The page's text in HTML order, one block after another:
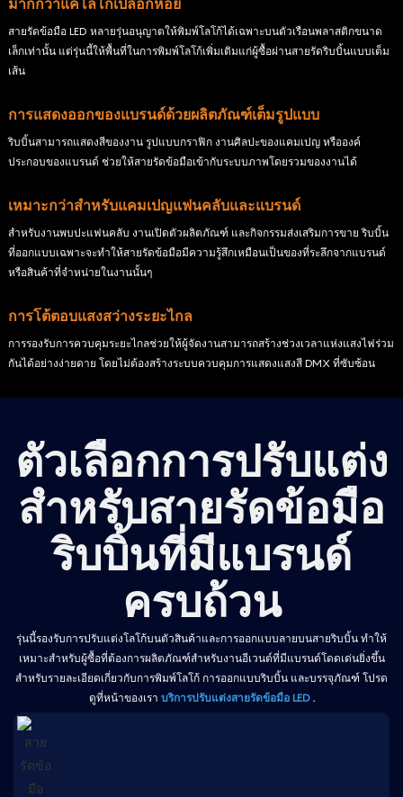
สายรัดข้อมือ LED หลายรุ่นอนุญาตให้พิมพ์โลโก้ได้เฉพาะบนตัวเรือนพลาสติกขนาด
เล็กเท่านั้น แต่รุ่นนี้ให้พื้นที่ในการพิมพ์โลโก้เพิ่มเติมแก่ผู้ซื้อผ่านสายรัดริบบิ้นแบบเต็ม
เส้น
การแสดงออกของแบรนด์ด้วยผลิตภัณฑ์เต็มรูปแบบ
ริบบิ้นสามารถแสดงสีของงาน รูปแบบกราฟิก งานศิลปะของแคมเปญ หรือองค์
ประกอบของแบรนด์ ช่วยให้สายรัดข้อมือเข้ากับระบบภาพโดยรวมของงานได้
เหมาะกว่าสำหรับแคมเปญแฟนคลับและแบรนด์
สำหรับงานพบปะแฟนคลับ งานเปิดตัวผลิตภัณฑ์ และกิจกรรมส่งเสริมการขาย ริบบิ้น
ที่ออกแบบเฉพาะจะทำให้สายรัดข้อมือมีความรู้สึกเหมือนเป็นของที่ระลึกจากแบรนด์
หรือสินค้าที่จำหน่ายในงานนั้นๆ
การโต้ตอบแสงสว่างระยะไกล
การรองรับการควบคุมระยะไกลช่วยให้ผู้จัดงานสามารถสร้างช่วงเวลาแห่งแสงไฟร่วม
กันได้อย่างง่ายดาย โดยไม่ต้องสร้างระบบควบคุมการแสดงแสงสี DMX ที่ซับซ้อน
ตัวเลือกการปรับแต่ง
สำหรับสายรัดข้อมือ
ริบบิ้นที่มีแบรนด์
ครบถ้วน
รุ่นนี้รองรับการปรับแต่งโลโก้บนตัวสินค้าและการออกแบบลายบนสายริบบิ้น ทำให้
เหมาะสำหรับผู้ซื้อที่ต้องการผลิตภัณฑ์สำหรับงานอีเวนต์ที่มีแบรนด์โดดเด่นยิ่งขึ้น
สำหรับรายละเอียดเกี่ยวกับการพิมพ์โลโก้ การออกแบบริบบิ้น และบรรจุภัณฑ์ โปรด
ดูที่หน้าของเรา บริการปรับแต่งสายรัดข้อมือ LED.